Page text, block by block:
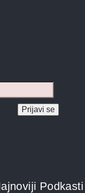
Prijavi se
Podkasti